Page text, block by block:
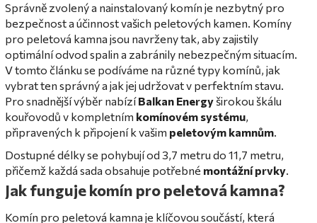
Správně zvolený a nainstalovaný komín je nezbytný pro
bezpečnost a účinnost vašich peletových kamen. Komíny
pro peletová kamna jsou navrženy tak, aby zajistily
optimální odvod spalin a zabránily nebezpečným situacím.
V tomto článku se podíváme na různé typy komínů, jak
vybrat ten správný a jak jej udržovat v perfektním stavu.
Pro snadnější výběr nabízíBalkan Energy širokou škálu
kouřovodů v kompletním komínovém systému,
připravených k připojení k vašim peletovým kamnům.
Dostupné délky se pohybují od 3,7 metru do 11,7 metru,
přičemž každá sada obsahuje potřebné montážní prvky.
Jak funguje komín pro peletová kamna?
Komín pro peletová kamna je klíčovou součástí, která